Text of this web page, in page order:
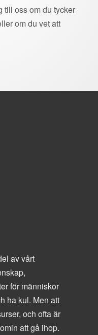
till oss om du tycker
om du vet att
av vårt
för människor
ha kul. Men att
och ofta är
att gå ihop.